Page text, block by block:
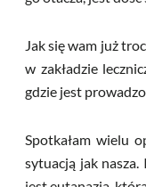
Jak się wam już
w zakładzie
gdzie jest
Spotkałam wielu
sytuacją jak